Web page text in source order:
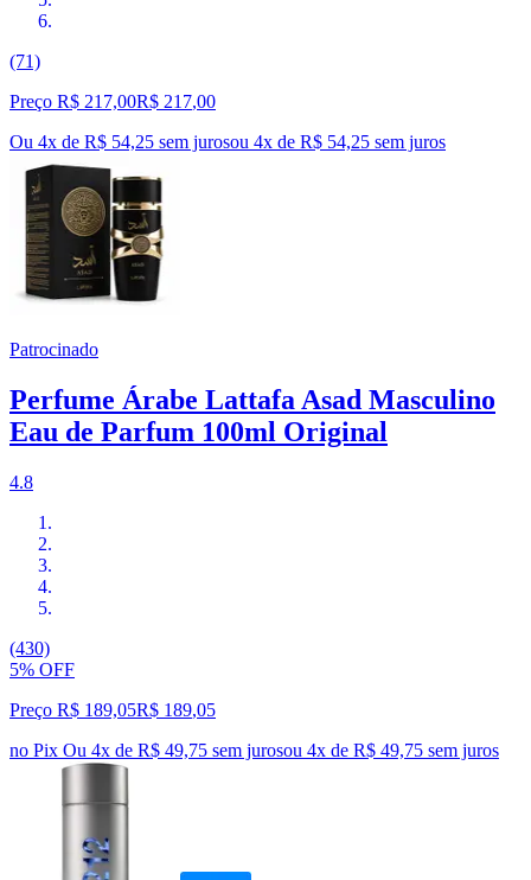
(71)
Preço R$ 217,00R$ 217,00
Ou 4x de R$ 54,25 sem jurosou 4x de R$ 54,25 sem juros
Patrocinado
Perfume Árabe Lattafa Asad Masculino
Eau de Parfum 100ml Original
4.8
(430)
5% OFF
Preço R$ 189,05R$ 189,05
no Pix Ou 4x de R$ 49,75 sem jurosou 4x de R$ 49,75 sem juros